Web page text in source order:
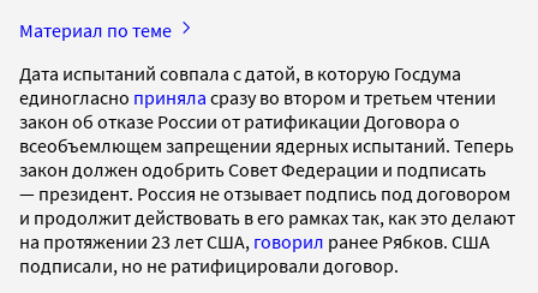
Материал по теме
Дата испытаний совпала с датой, в которую Госдума
единогласно приняла сразу во втором и третьем чтении
закон об отказе России от ратификации Договора о
всеобъемлющем запрещении ядерных испытаний. Теперь
закон должен одобрить Совет Федерации и подписать
— президент. Россия не отзывает подпись под договором
и продолжит действовать в его рамках так, как это делают
на протяжении 23 лет США, говорил ранее Рябков. США
подписали, но не ратифицировали договор.